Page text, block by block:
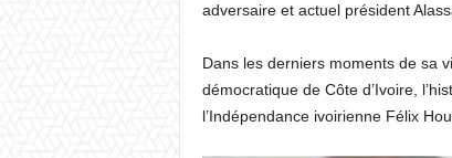
adversaire et actuel président
Dans les derniers moments de sa
démocratique de Côte d’Ivoire,
l’Indépendance ivoirienne Félix